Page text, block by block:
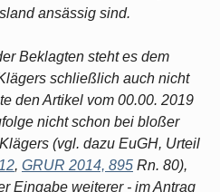
ansässig sind.
Beklagten steht es dem
schließlich auch nicht
den Artikel vom 00.00. 2019
nicht schon bei bloßer
(vgl. dazu EuGH, Urteil
, GRUR 2014, 895 Rn. 80),
Eingabe weiterer - im Antrag